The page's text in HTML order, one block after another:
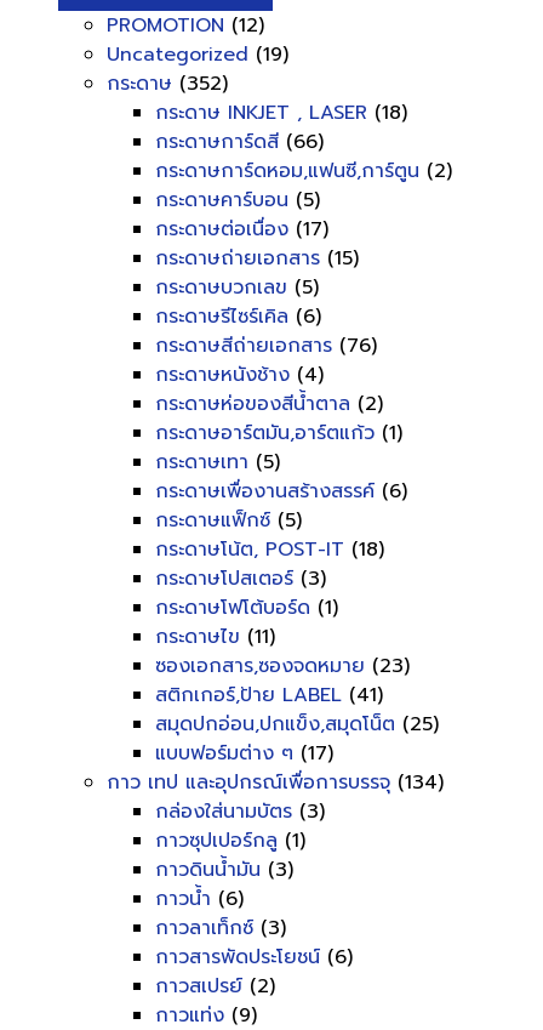
PROMOTION (12)
Uncategorized (19)
กระดาษ (352)
กระดาษ INKJET , LASER (18)
กระดาษการ์ดสี (66)
กระดาษการ์ดหอม,แฟนซี,การ์ตูน (2)
กระดาษคาร์บอน (5)
กระดาษต่อเนื่อง (17)
กระดาษถ่ายเอกสาร (15)
กระดาษบวกเลข (5)
กระดาษรีไซร์เคิล (6)
กระดาษสีถ่ายเอกสาร (76)
กระดาษหนังช้าง (4)
กระดาษห่อของสีน้ำตาล (2)
กระดาษอาร์ตมัน,อาร์ตแก้ว (1)
กระดาษเทา (5)
กระดาษเพื่องานสร้างสรรค์ (6)
กระดาษแฟ็กซ์ (5)
กระดาษโน้ต, POST-IT (18)
กระดาษโปสเตอร์ (3)
กระดาษโฟโต้บอร์ด (1)
กระดาษไข (11)
ซองเอกสาร,ซองจดหมาย (23)
สติกเกอร์,ป้าย LABEL (41)
สมุดปกอ่อน,ปกแข็ง,สมุดโน็ต (25)
แบบฟอร์มต่าง ๆ (17)
กาว เทป และอุปกรณ์เพื่อการบรรจุ (134)
กล่องใส่นามบัตร (3)
กาวซุปเปอร์กลู (1)
กาวดินน้ำมัน (3)
กาวน้ำ (6)
กาวลาเท็กซ์ (3)
กาวสารพัดประโยชน์ (6)
กาวสเปรย์ (2)
กาวแท่ง (9)